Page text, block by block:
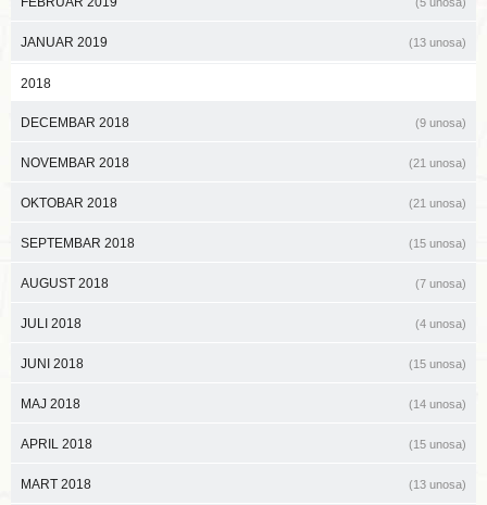
JANUAR 2019 (13 unosa)
2018
DECEMBAR 2018 (9 unosa)
NOVEMBAR 2018 (21 unosa)
OKTOBAR 2018 (21 unosa)
SEPTEMBAR 2018 (15 unosa)
AUGUST 2018 (7 unosa)
JULI 2018 (4 unosa)
JUNI 2018 (15 unosa)
MAJ 2018 (14 unosa)
APRIL 2018 (15 unosa)
MART 2018 (13 unosa)